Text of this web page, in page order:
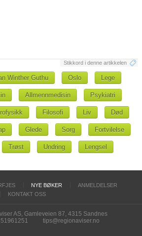
Stikkord i denne artikkelen
Winther Guthu Oslo Lege
Allmennmedisin Psykiatri
Filosofi Liv Død
Glede Sorg Fortvilelse
Trøst Undring Lengsel
NYE BØKER
ANMELDELSER
KONTAKT OSS
AS, Gamleveien 87, 4315 Sandnes
51961251 tips@regionaviser.no